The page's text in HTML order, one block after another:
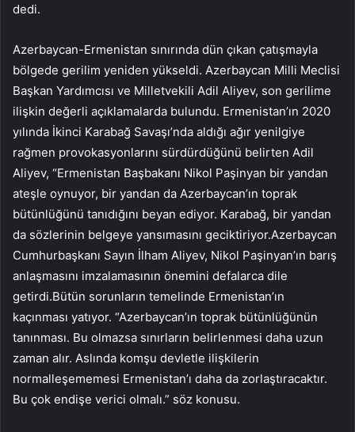
dedi.
Azerbaycan-Ermenistan sınırında dün çıkan çatışmayla
bölgede gerilim yeniden yükseldi. Azerbaycan Milli Meclisi
Başkan Yardımcısı ve Milletvekili Adil Aliyev, son gerilime
ilişkin değerli açıklamalarda bulundu. Ermenistan’ın 2020
yılında İkinci Karabağ Savaşı’nda aldığı ağır yenilgiye
rağmen provokasyonlarını sürdürdüğünü belirten Adil
Aliyev, “Ermenistan Başbakanı Nikol Paşinyan bir yandan
ateşle oynuyor, bir yandan da Azerbaycan’ın toprak
bütünlüğünü tanıdığını beyan ediyor. Karabağ, bir yandan
da sözlerinin belgeye yansımasını geciktiriyor.Azerbaycan
Cumhurbaşkanı Sayın İlham Aliyev, Nikol Paşinyan’ın barış
anlaşmasını imzalamasının önemini defalarca dile
getirdi.Bütün sorunların temelinde Ermenistan’ın
kaçınması yatıyor. “Azerbaycan’ın toprak bütünlüğünün
tanınması. Bu olmazsa sınırların belirlenmesi daha uzun
zaman alır. Aslında komşu devletle ilişkilerin
normalleşememesi Ermenistan’ı daha da zorlaştıracaktır.
Bu çok endişe verici olmalı.” söz konusu.